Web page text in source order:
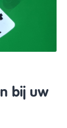
bij uw